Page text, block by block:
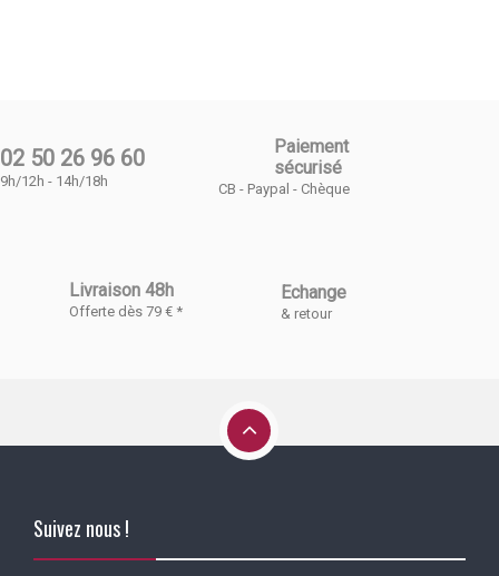
02 50 26 96 60
9h/12h - 14h/18h
Paiement
sécurisé
CB - Paypal - Chèque
Livraison 48h
Offerte dès 79 € *
Echange
& retour
Suivez nous !